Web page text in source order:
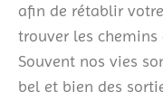
afin de rétablir
trouver les chemins
Souvent nos vies
bel et bien des